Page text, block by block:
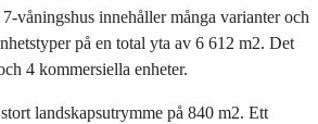
våningshus innehåller många varianter och
på en total yta av 6 612 m2. Det
4 kommersiella enheter.
landskapsutrymme på 840 m2. Ett